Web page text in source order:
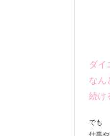
ダイ
なん
続け
でも